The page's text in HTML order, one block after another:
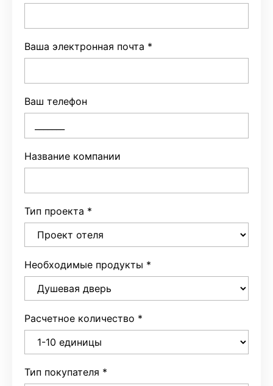
Ваша электронная почта *
Ваш телефон
Название компании
Тип проекта *
Необходимые продукты *
Расчетное количество *
Тип покупателя *